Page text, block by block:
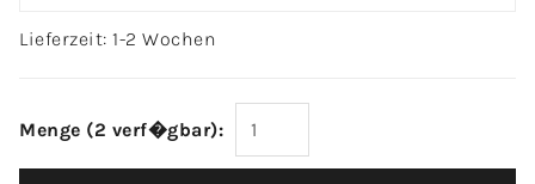
Menge (2 verf�gbar):
Lieferzeit: 1-2 Wochen